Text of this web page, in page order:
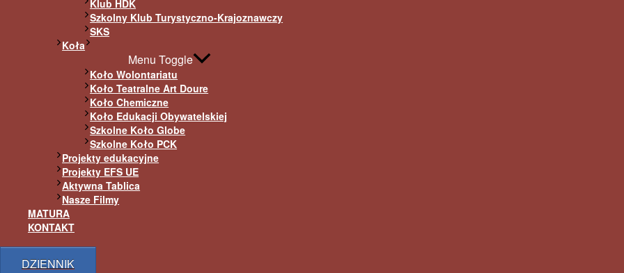
Klub HDK
Szkolny Klub Turystyczno-Krajoznawczy
SKS
Koła
Menu Toggle
Koło Wolontariatu
Koło Teatralne Art Doure
Koło Chemiczne
Koło Edukacji Obywatelskiej
Szkolne Koło Globe
Szkolne Koło PCK
Projekty edukacyjne
Projekty EFS UE
Aktywna Tablica
Nasze Filmy
MATURA
KONTAKT
DZIENNIK